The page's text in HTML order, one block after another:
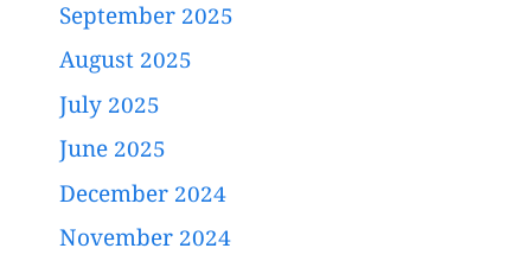
September 2025
August 2025
July 2025
June 2025
December 2024
November 2024